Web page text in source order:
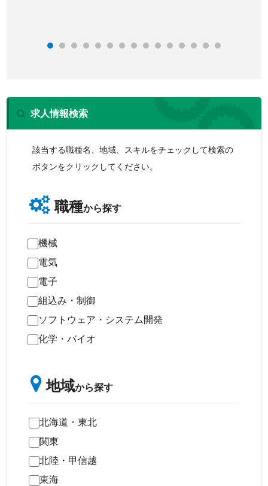
求人情報検索
該当する職種名、地域、スキルをチェックして検索の
ボタンをクリックしてください。
職種から探す
機械
電気
電子
組込み・制御
ソフトウェア・システム開発
化学・バイオ
地域から探す
北海道・東北
関東
北陸・甲信越
東海